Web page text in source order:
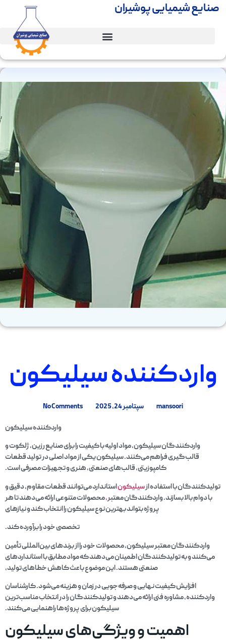
صنایع شیمیایی پوشیران
واردکننده سیلیکون
mansoori سپتامبر 24, 2025 No Comments
واردکننده سیلیکون
واردکنندگان سیلیکون، مواد اولیه با کیفیت را برای صنایع رزین، ژلکوت و
قالب‌گیری فراهم می‌کنند. سیلیکون یکی از مواد اصلی در تولید قطعات
کامپوزیتی، قالب‌های صنعتی، هنری و تجهیزات مصرفی است.
تولیدکنندگان با استفاده ازسیلیکوناستاندارد می‌توانند قطعات مقاوم، دقیق و
با دوام بالا بسازند. واردکنندگان معتبر،محصولات متنوعی ارائه می‌دهند تا هر
پروژه بتواند بهترین نوع سیلیکون را انتخاب کند و نیازهای
تخصصی خود را برآورده کند.
واردکنندگان معتبر سیلیکون، محصولات خود را از برندهای بین‌المللی تأمین
می‌کنند و به تولیدکنندگان اطمینان می‌دهند که مواد مطابق با استانداردهای
صنعتی هستند. این موضوع باعث کاهش خطاهای تولید،
افزایش کیفیت نهایی و صرفه‌جویی در زمان و هزینه می‌شود. کارشناسان
واردکننده، مشاوره فنی ارائه می‌دهند و تولیدکنندگان را در انتخاب مناسب‌ترین
سیلیکون برای پروژه‌ها راهنمایی می‌کنند.
اهمیت و ویژگی‌های سیلیکون